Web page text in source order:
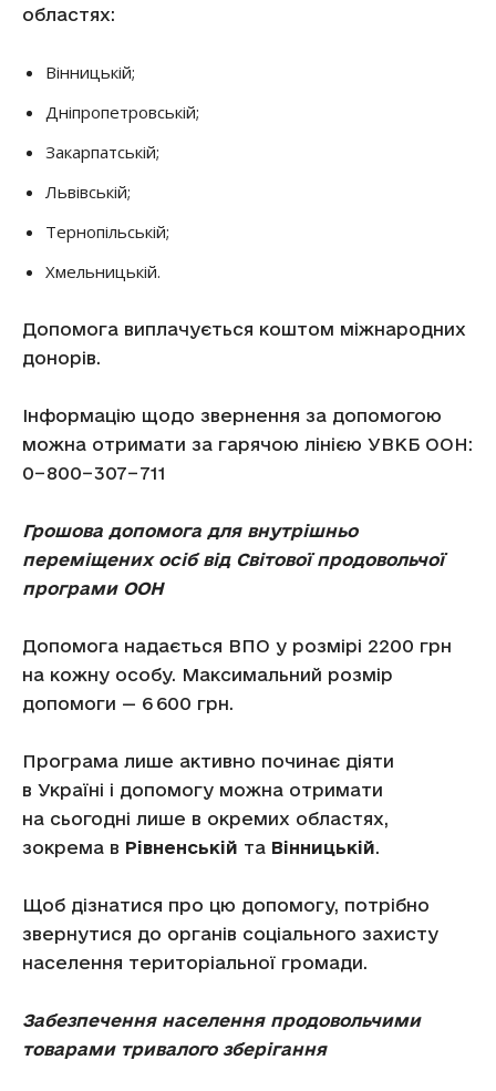
областях:
Вінницькій;
Дніпропетровській;
Закарпатській;
Львівській;
Тернопільській;
Хмельницькій.
Допомога виплачується коштом міжнародних
донорів.
Інформацію щодо звернення за допомогою
можна отримати за гарячою лінією УВКБ ООН:
0−800−307−711
Грошова допомога для внутрішньо
переміщених осіб від Світової продовольчої
програми ООН
Допомога надається ВПО у розмірі 2200 грн
на кожну особу. Максимальний розмір
допомоги — 6 600 грн.
Програма лише активно починає діяти
в Україні і допомогу можна отримати
на сьогодні лише в окремих областях,
зокрема в Рівненській та Вінницькій.
Щоб дізнатися про цю допомогу, потрібно
звернутися до органів соціального захисту
населення територіальної громади.
Забезпечення населення продовольчими
товарами тривалого зберігання